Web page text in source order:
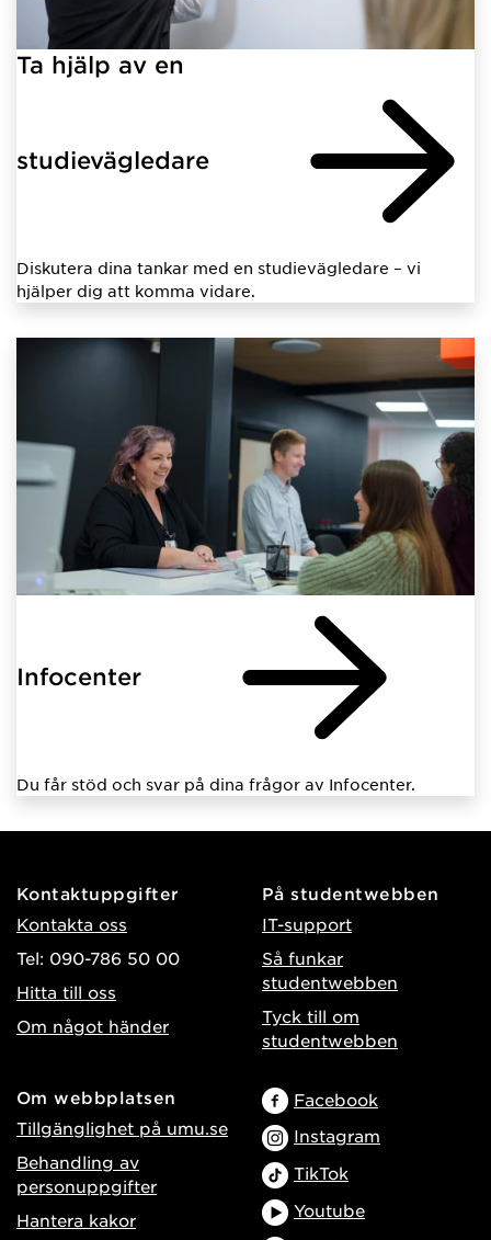
Ta hjälp av en
studievägledare
Diskutera dina tankar med en studievägledare – vi
hjälper dig att komma vidare.
Infocenter
Du får stöd och svar på dina frågor av Infocenter.
Kontaktuppgifter
Kontakta oss
Tel: 090-786 50 00
Hitta till oss
Om något händer
På studentwebben
IT-support
Så funkar
studentwebben
Tyck till om
studentwebben
Om webbplatsen
Tillgänglighet på umu.se
Behandling av
personuppgifter
Hantera kakor
Facebook
Instagram
TikTok
Youtube